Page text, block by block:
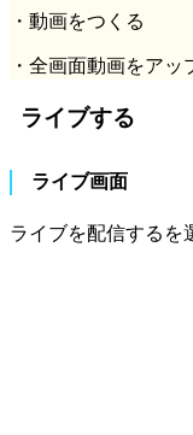
・動画をつくる
・全画面動画をアッ
ライブする
ライブ画面
ライブを配信するを